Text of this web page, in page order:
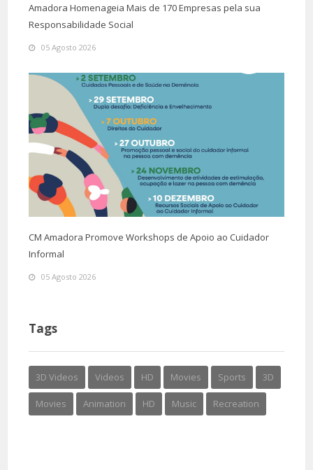
Amadora Homenageia Mais de 170 Empresas pela sua
Responsabilidade Social
05 Agosto 2026
CM Amadora Promove Workshops de Apoio ao Cuidador
Informal
05 Agosto 2026
Tags
3D Videos Videos HD Movies Sports 3D
Movies Animation HD Music Recreation